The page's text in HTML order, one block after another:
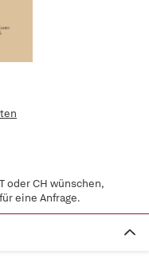
oder CH wünschen,
für eine Anfrage.